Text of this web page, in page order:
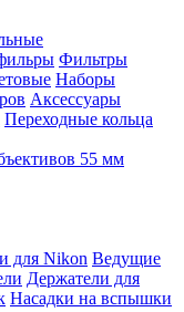
Фильтры
Наборы
Аксессуары
Переходные кольца
55 мм
для Nikon Ведущие
Держатели для
Насадки на вспышки